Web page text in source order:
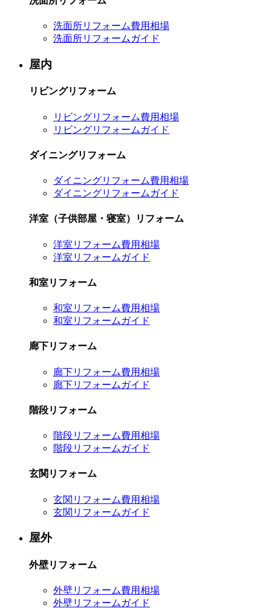
洗面所リフォーム費用相場
洗面所リフォームガイド
屋内
リビングリフォーム
リビングリフォーム費用相場
リビングリフォームガイド
ダイニングリフォーム
ダイニングリフォーム費用相場
ダイニングリフォームガイド
洋室（子供部屋・寝室）リフォーム
洋室リフォーム費用相場
洋室リフォームガイド
和室リフォーム
和室リフォーム費用相場
和室リフォームガイド
廊下リフォーム
廊下リフォーム費用相場
廊下リフォームガイド
階段リフォーム
階段リフォーム費用相場
階段リフォームガイド
玄関リフォーム
玄関リフォーム費用相場
玄関リフォームガイド
屋外
外壁リフォーム
外壁リフォーム費用相場
外壁リフォームガイド